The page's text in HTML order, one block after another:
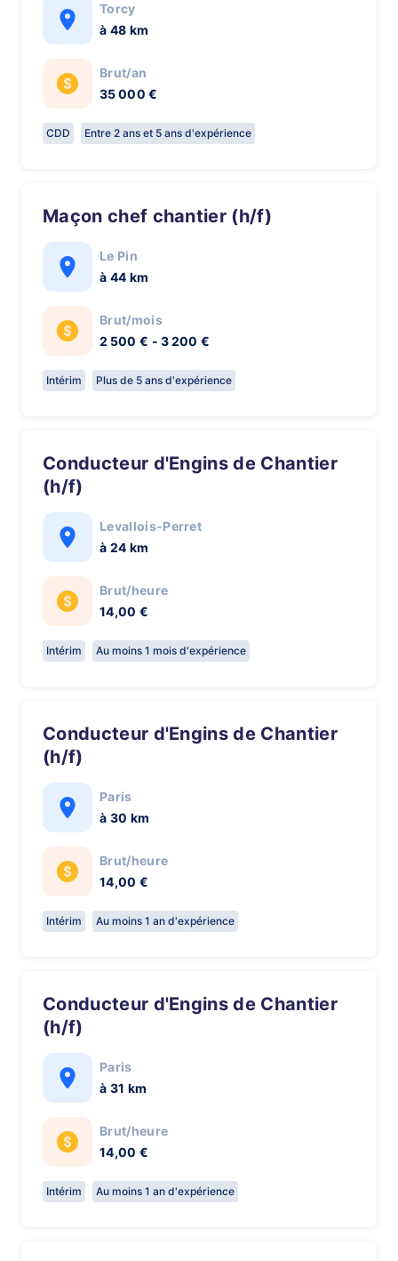
Torcy
à 48 km
Brut/an
35 000 €
CDD Entre 2 ans et 5 ans d'expérience
Maçon chef chantier (h/f)
Le Pin
à 44 km
Brut/mois
2 500 € - 3 200 €
Intérim Plus de 5 ans d'expérience
Conducteur d'Engins de Chantier
(h/f)
Levallois-Perret
à 24 km
Brut/heure
14,00 €
Intérim Au moins 1 mois d'expérience
Conducteur d'Engins de Chantier
(h/f)
Paris
à 30 km
Brut/heure
14,00 €
Intérim Au moins 1 an d'expérience
Conducteur d'Engins de Chantier
(h/f)
Paris
à 31 km
Brut/heure
14,00 €
Intérim Au moins 1 an d'expérience